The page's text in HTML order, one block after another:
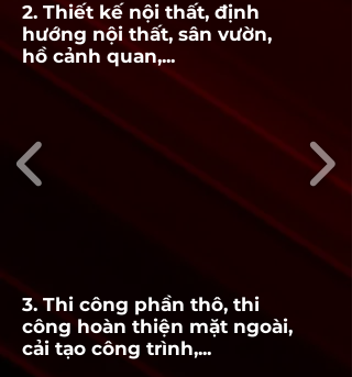
2. Thiết kế nội thất, định
hướng nội thất, sân vườn,
hồ cảnh quan,...
3. Thi công phần thô, thi
công hoàn thiện mặt ngoài,
cải tạo công trình,...